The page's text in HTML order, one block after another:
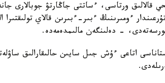
قالالىق ورتاسى، ءساتتى جاڭارتۋ جوبالارى
ءومىرىنىڭ ءبىر-ءبىرىن قالاي
- دەلىنگەن مالىمدەمەدە.
اتاعى ءۇش جىل سايىن حالىقارالىق